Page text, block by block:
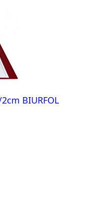
BIURFOL